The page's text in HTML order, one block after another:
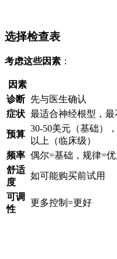
选择检查表
考虑这些因素 ：
因素
诊断 先与医生确认
症状 最适合神经根型，
预算
30-50美元（基础）
以上（临床级）
频率 偶尔=基础，规律=
舒适
度
如可能购买前试用
可调
性
更多控制=更好